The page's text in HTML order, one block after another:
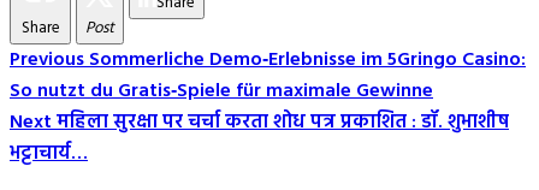
Share Post
Post
Navigation
PreviousSommerliche Demo‑Erlebnisse im 5Gringo Casino:
So nutzt du Gratis‑Spiele für maximale Gewinne
Nextमहिला सुरक्षा पर चर्चा करता शोध पत्र प्रकाशित : डॉ. शुभाशीष
भट्टाचार्य…